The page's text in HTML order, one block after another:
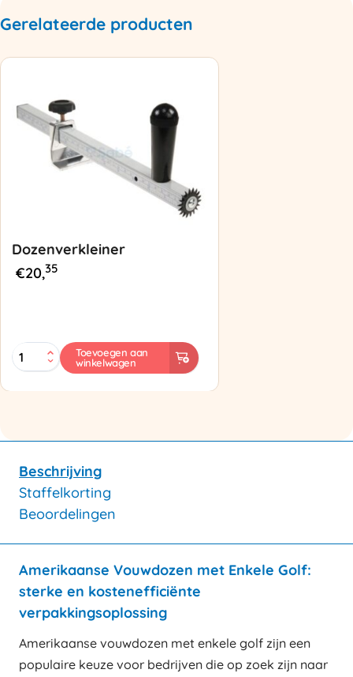
Gerelateerde producten
Dozenverkleiner
€20,35
Dozenverkleiner
aantal
Toevoegen aan
winkelwagen
Beschrijving
Staffelkorting
Beoordelingen
Amerikaanse Vouwdozen met Enkele Golf:
sterke en kostenefficiënte
verpakkingsoplossing
Amerikaanse vouwdozen met enkele golf zijn een
populaire keuze voor bedrijven die op zoek zijn naar